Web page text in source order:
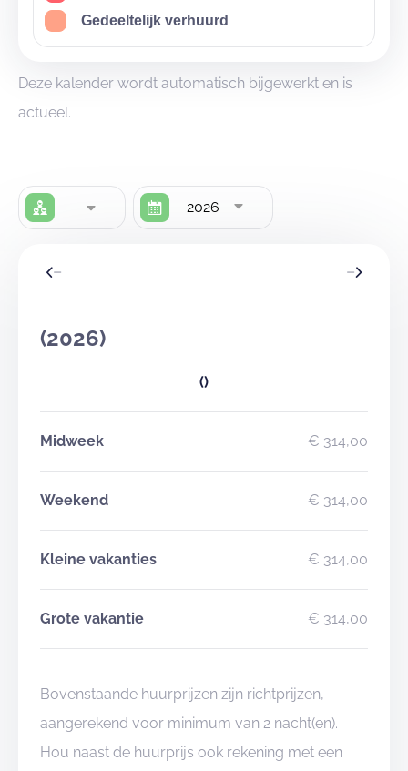
Gedeeltelijk verhuurd
Deze kalender wordt automatisch bijgewerkt en is
actueel.
2026
(2026)
()
Midweek € 314,00
Weekend € 314,00
Kleine vakanties € 314,00
Grote vakantie € 314,00
Bovenstaande huurprijzen zijn richtprijzen,
aangerekend voor minimum van 2 nacht(en).
Hou naast de huurprijs ook rekening met een